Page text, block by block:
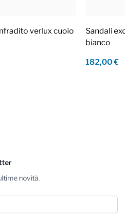
verlux cuoio
Sandali
bianco
182,00 €
novità.